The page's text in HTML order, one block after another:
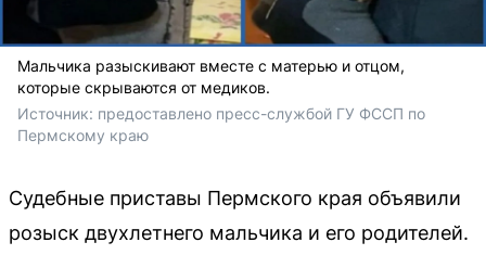
Мальчика разыскивают вместе с матерью и отцом,
которые скрываются от медиков.
Источник: предоставлено пресс-службой ГУ ФССП по
Пермскому краю
Судебные приставы Пермского края объявили
розыск двухлетнего мальчика и его родителей.